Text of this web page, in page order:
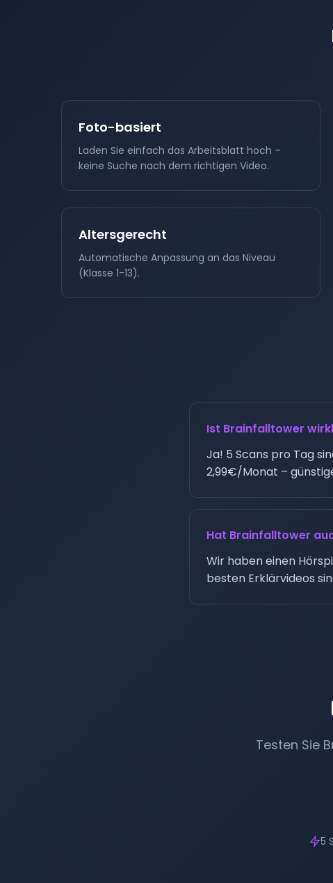
Foto-basiert
Laden Sie einfach das Arbeitsblatt hoch –
keine Suche nach dem richtigen Video.
Altersgerecht
Automatische Anpassung an das Niveau
(Klasse 1-13).
Ist Brainfalltower
Ja! 5 Scans pro Tag
2,99€/Monat –
Hat Brainfalltower
Wir haben einen
besten Erklärvideos
Testen Sie
5